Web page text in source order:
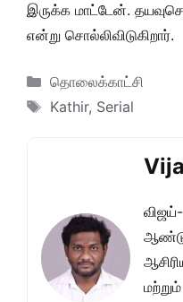
இருக்க மாட்டேன்.
என்று சொல்லிவிடுகிறார்.
Categories
தொலைக்காட்சி
Tags
Kathir, Serial